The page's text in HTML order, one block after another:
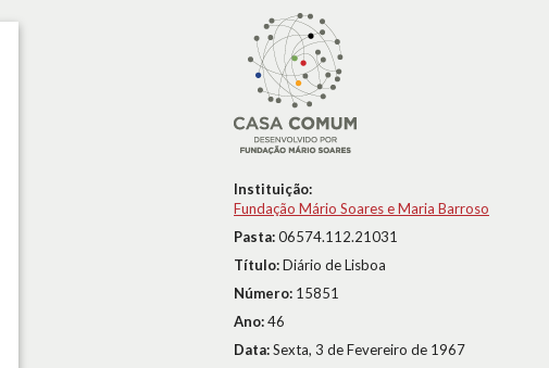
Instituição:
Fundação Mário Soares e Maria Barroso
Pasta:06574.112.21031
Título:Diário de Lisboa
Número: 15851
Ano:46
Data:Sexta, 3 de Fevereiro de 1967